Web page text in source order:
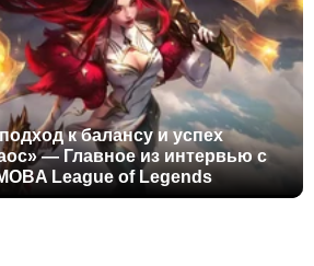
к балансу и успех
— Главное из интервью с
League of Legends